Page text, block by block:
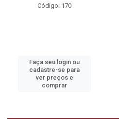
Código: 170
Faça seu login ou
cadastre-se para
ver preços e
comprar